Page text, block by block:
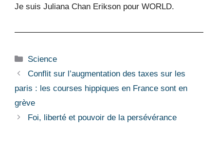
Je suis Juliana Chan Erikson pour WORLD.
Catégories
Science
Conflit sur l’augmentation des taxes sur les
paris : les courses hippiques en France sont en
grève
Foi, liberté et pouvoir de la persévérance